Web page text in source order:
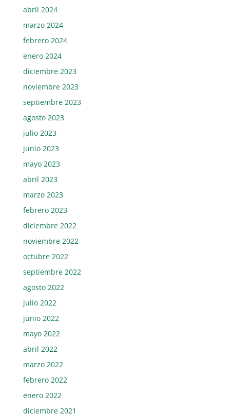
abril 2024
marzo 2024
febrero 2024
enero 2024
diciembre 2023
noviembre 2023
septiembre 2023
agosto 2023
julio 2023
junio 2023
mayo 2023
abril 2023
marzo 2023
febrero 2023
diciembre 2022
noviembre 2022
octubre 2022
septiembre 2022
agosto 2022
julio 2022
junio 2022
mayo 2022
abril 2022
marzo 2022
febrero 2022
enero 2022
diciembre 2021